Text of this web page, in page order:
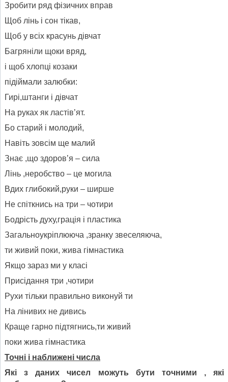
Зробити ряд фізичних вправ
Щоб лінь і сон тікав,
Щоб у всіх красунь дівчат
Багряніли щоки вряд,
і щоб хлопці козаки
підіймали залюбки:
Гирі,штанги і дівчат
На руках як ластів’ят.
Бо старий і молодий,
Навіть зовсім ще малий
Знає ,що здоров’я – сила
Лінь ,неробство – це могила
Вдих глибокий,руки – ширше
Не спіткнись на три – чотири
Бодрість духу,грація і пластика
Загальноукріплююча ,зранку звеселяюча,
ти живий поки, жива гімнастика
Якщо зараз ми у класі
Присідання три ,чотири
Рухи тільки правильно виконуй ти
На лінивих не дивись
Краще гарно підтягнись,ти живий
поки жива гімнастика
Точні і наближені числа
Які з даних чисел можуть бути точними , які